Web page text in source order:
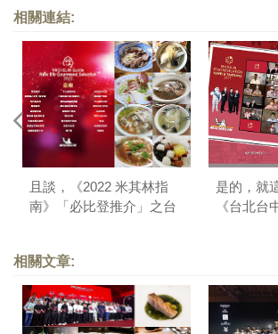
相關連結:
且談，《2022 米其林指
南》「必比登推介」之台
是的，就
《台北台
相關文章: